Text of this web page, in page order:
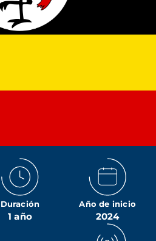
Duración
1 año
Año de inicio
2024